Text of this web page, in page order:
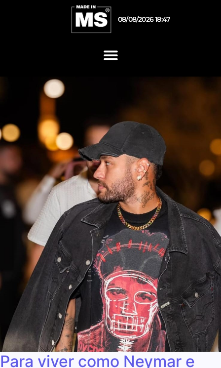
08/08/2026 18:47
Para viver como Neymar e